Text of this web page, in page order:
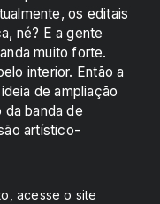
os editais
né? E a gente
muito forte.
interior. Então a
de ampliação
banda de
artístico-
acesse o site